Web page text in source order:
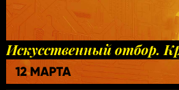
Искусственный отбор.
12 МАРТА